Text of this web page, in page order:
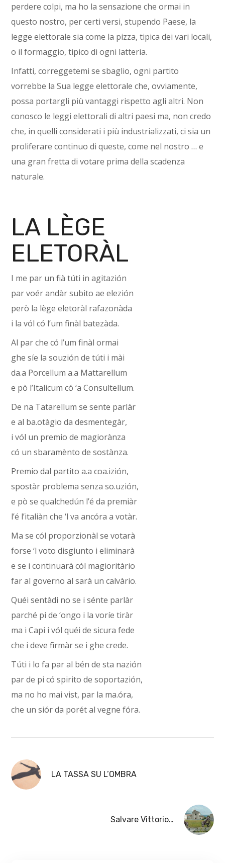
perdere colpi, ma ho la sensazione che ormai in
questo nostro, per certi versi, stupendo Paese, la
legge elettorale sia come la pizza, tipica dei vari locali,
o il formaggio, tipico di ogni latteria.
Infatti, correggetemi se sbaglio, ogni partito
vorrebbe la Sua legge elettorale che, ovviamente,
possa portargli più vantaggi rispetto agli altri. Non
conosco le leggi elettorali di altri paesi ma, non credo
che, in quelli considerati i più industrializzati, ci sia un
proliferare continuo di queste, come nel nostro … e
una gran fretta di votare prima della scadenza
naturale.
LA LÈGE
ELETORÀL
I me par un fià túti in agitazión
par voér andàr subito ae elezión
però la lège eletoràl rafazonàda
i la vól có l’um finàl batezàda.
Al par che có l’um finàl ormai
ghe síe la souzión de túti i mài
da.a Porcellum a.a Mattarellum
e pò l’Italicum có ‘a Consultellum.
De na Tatarellum se sente parlàr
e al ba.otàgio da desmentegàr,
i vól un premio de magiorànza
có un sbaramènto de sostànza.
Premio dal partito a.a coa.izión,
spostàr problema senza so.uzión,
e pò se qualchedún l’é da premiàr
l’é l’italiàn che ‘l va ancóra a votàr.
Ma se cól proporzionàl se votarà
forse ‘l voto disgiunto i eliminarà
e se i continuarà cól magioritàrio
far al governo al sarà un calvàrio.
Quéi sentàdi no se i sénte parlàr
parché pi de ‘ongo i la voríe tiràr
ma i Capi i vól quéi de sicura fede
che i deve firmàr se i ghe crede.
Túti i lo fa par al bén de sta nazión
par de pi có spirito de soportazión,
ma no ho mai vist, par la ma.óra,
che un siór da porét al vegne fóra.
LA TASSA SU L’OMBRA
Salvare Vittorio…